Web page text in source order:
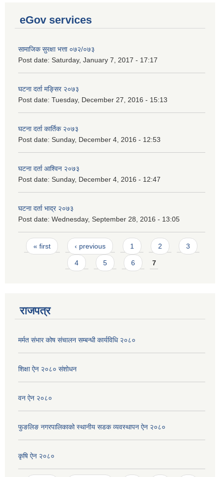
eGov services
सामाजिक सुरक्षा भत्ता ०७२/०७३
Post date: Saturday, January 7, 2017 - 17:17
घटना दर्ता मङ्सिर २०७३
Post date: Tuesday, December 27, 2016 - 15:13
घटना दर्ता कार्तिक २०७३
Post date: Sunday, December 4, 2016 - 12:53
घटना दर्ता आश्विन २०७३
Post date: Sunday, December 4, 2016 - 12:47
घटना दर्ता भाद्र २०७३
Post date: Wednesday, September 28, 2016 - 13:05
Pages
« first ‹ previous 1 2 3
4 5 6 7
राजपत्र
मर्मत संभार कोष संचालन सम्बन्धी कार्यविधि २०८०
शिक्षा ऐन २०८० संशोधन
वन ऐन २०८०
फुङलिङ नगरपालिकाको स्थानीय सडक व्यवस्थापन ऐन २०८०
कृषि ऐन २०८०